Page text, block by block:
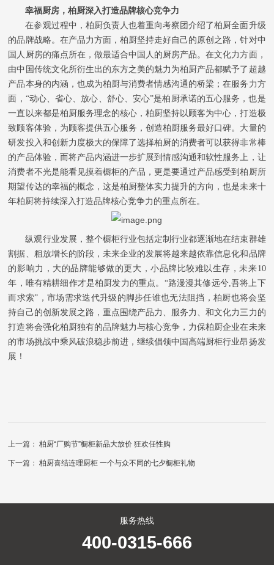
幸福厨房，柏厨深入打造品牌核心竞争力
在参观过程中，柏厨负责人也着重向考察团介绍了柏厨全面升级
的品牌战略。在产品力方面，柏厨坚持走好自己的原创之路，针对中
国人厨房的痛点所在，做最适合中国人的厨房产品。在文化力方面，
由中国传统文化所衍生出的东方之美的魅力为柏厨产品都赋予了超越
产品本身的内涵，也成为柏厨与消费者情感沟通的桥梁；在服务力方
面， “动心、省心、放心、舒心、安心”是柏厨承诺的五心服务，也是
一直以来都是柏厨服务理念的核心，柏厨坚持以顾客为中心，打造极
致顾客体验，为顾客提供五心服务，创造柏厨服务最好口碑。大量的
研发投入和创新力度极大的保障了选择柏厨的消费者可以获得非常棒
的产品体验，而将产品内涵进一步扩展到情感沟通和软性服务上，让
消费者不光是能看见摸着橱柜的产品，更是要通过产品感受到柏厨所
期望传达的幸福的概念，这是柏厨整体实力提升的方向，也是未来十
年柏厨将持续深入打造品牌核心竞争力的重点所在。
纵观行业发展，整个橱柜行业包括定制行业都逐渐地在结束群雄
割据、粗放增长的阶段，未来企业的发展将越来越依靠信息化和品牌
的影响力，大的品牌能够做的更大，小品牌比较难以生存，未来10
年，唯有精耕细作才是柏厨发力的重点。 “路漫漫其修远兮,吾将上下
而求索” ，市场需求迭代升级的脚步任谁也无法阻挡，柏厨也将会坚
持自己的创新发展之路，重点围绕产品力、服务力、和文化力三力的
打造将会强化柏厨独有的品牌魅力与核心竞争，力保柏厨企业在未来
的市场挑战中乘风破浪稳步前进，继续倡领中国高端厨柜行业昂扬发
展！
上一篇：柏厨“厂购节”橱柜新品大放价 狂欢任性购
下一篇：柏厨喜结连理厨柜 一个与众不同的七夕橱柜礼物
服务热线
400-0315-666